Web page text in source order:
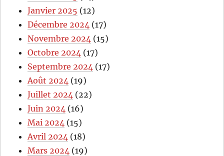
Janvier 2025 (12)
Décembre 2024 (17)
Novembre 2024 (15)
Octobre 2024 (17)
Septembre 2024 (17)
Août 2024 (19)
Juillet 2024 (22)
Juin 2024 (16)
Mai 2024 (15)
Avril 2024 (18)
Mars 2024 (19)